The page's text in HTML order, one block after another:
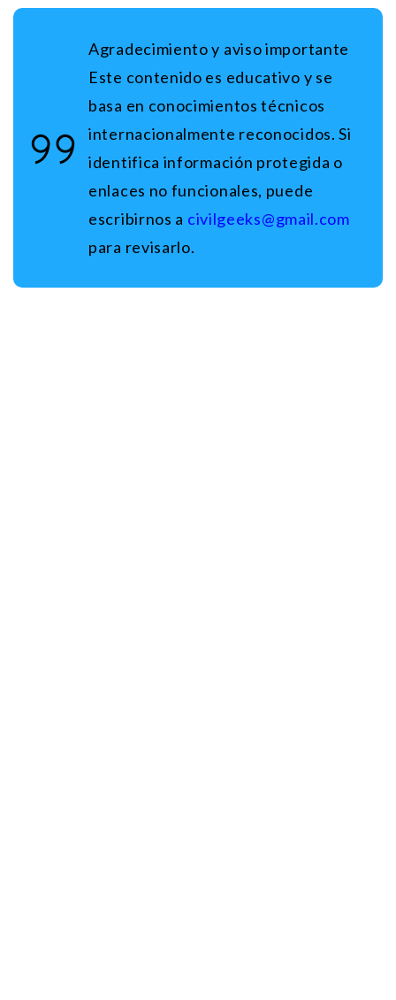
Agradecimiento y aviso importante
Este contenido es educativo y se
basa en conocimientos técnicos
internacionalmente reconocidos. Si
identifica información protegida o
enlaces no funcionales, puede
escribirnos a civilgeeks@gmail.com
para revisarlo.